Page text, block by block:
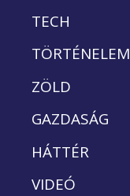
TECH
TÖRTÉNELEM
ZÖLD
GAZDASÁG
HÁTTÉR
VIDEÓ